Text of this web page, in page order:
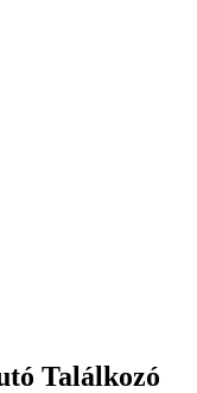
Találkozó